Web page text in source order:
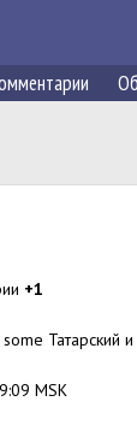
+1
some Татарский
MSK